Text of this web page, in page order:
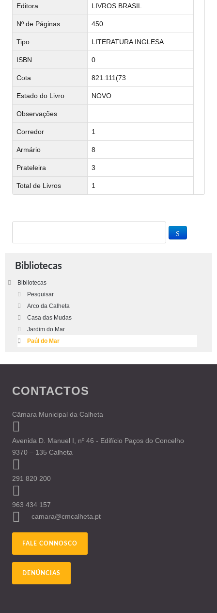
Editora LIVROS BRASIL
Nº de Páginas 450
Tipo LITERATURA INGLESA
ISBN 0
Cota 821.111(73
Estado do Livro NOVO
Observações
Corredor 1
Armário 8
Prateleira 3
Total de Livros 1
Bibliotecas
Bibliotecas
Pesquisar
Arco da Calheta
Casa das Mudas
Jardim do Mar
Paúl do Mar
CONTACTOS
Câmara Municipal da Calheta
Avenida D. Manuel I, nº 46 - Edifício Paços do Concelho
9370 – 135 Calheta
291 820 200
963 434 157
camara@cmcalheta.pt
FALE CONNOSCO
DENÚNCIAS